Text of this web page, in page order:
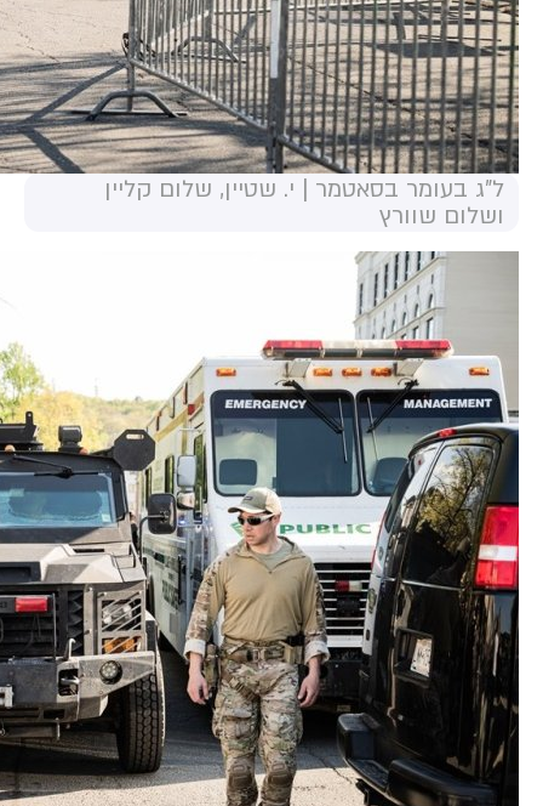
ל"ג בעומר בסאטמר | י. שטיין, שלום קליין
ושלום שוורץ